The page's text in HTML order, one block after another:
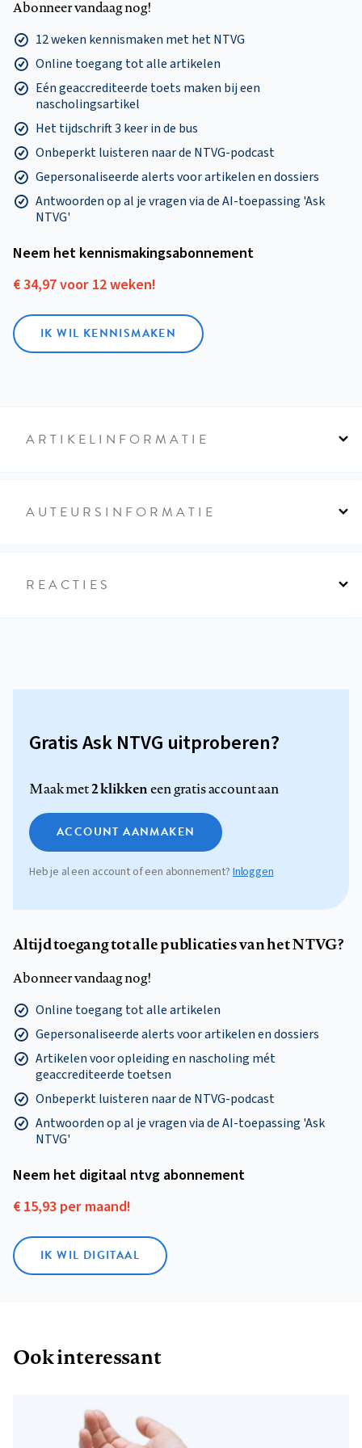
Abonneer vandaag nog!
12 weken kennismaken met het NTVG
Online toegang tot alle artikelen
Eén geaccrediteerde toets maken bij een
nascholingsartikel
Het tijdschrift 3 keer in de bus
Onbeperkt luisteren naar de NTVG-podcast
Gepersonaliseerde alerts voor artikelen en dossiers
Antwoorden op al je vragen via de AI-toepassing 'Ask
NTVG'
Neem het kennismakings­abonnement
€ 34,97 voor 12 weken!
IK WIL KENNISMAKEN
ARTIKELINFORMATIE
AUTEURSINFORMATIE
REACTIES
Gratis Ask NTVG uitproberen?
Maak met2 klikkeneen gratis account aan
ACCOUNT AANMAKEN
Heb je al een account of een abonnement? Inloggen
Altijd toegang tot alle publicaties van het NTVG?
Abonneer vandaag nog!
Online toegang tot alle artikelen
Gepersonaliseerde alerts voor artikelen en dossiers
Artikelen voor opleiding en nascholing mét
geaccrediteerde toetsen
Onbeperkt luisteren naar de NTVG-podcast
Antwoorden op al je vragen via de AI-toepassing 'Ask
NTVG'
Neem het digitaal ntvg abonnement
€ 15,93 per maand!
IK WIL DIGITAAL
Ook interessant